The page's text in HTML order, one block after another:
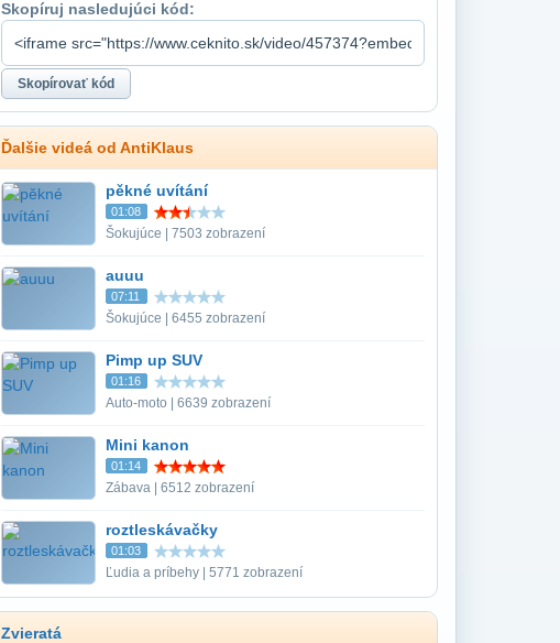
Skopíruj nasledujúci kód:
Ďalšie videá od AntiKlaus
pěkné uvítání
01:08
Šokujúce | 7503 zobrazení
auuu
07:11
Šokujúce | 6455 zobrazení
Pimp up SUV
01:16
Auto-moto | 6639 zobrazení
Mini kanon
01:14
Zábava | 6512 zobrazení
roztleskávačky
01:03
Ľudia a príbehy | 5771 zobrazení
Zvieratá